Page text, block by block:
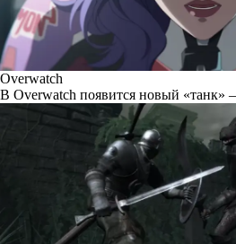
Overwatch
В Overwatch появится новый «танк»